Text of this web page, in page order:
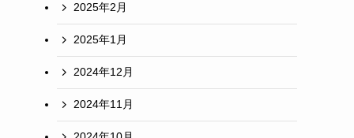
2025年2月
2025年1月
2024年12月
2024年11月